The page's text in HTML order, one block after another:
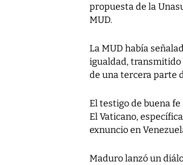
propuesta de la
MUD.
La MUD había
igualdad, transmitido
de una tercera parte
El testigo de buena
El Vaticano,
exnuncio en
Maduro lanzó un